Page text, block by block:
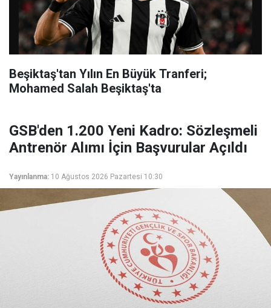
Beşiktaş'tan Yılın En Büyük Tranferi;
Mohamed Salah Beşiktaş'ta
GSB'den 1.200 Yeni Kadro: Sözleşmeli
Antrenör Alımı İçin Başvurular Açıldı
Yayınlanma: 10 Ağustos 2026 Pazartesi 10:30